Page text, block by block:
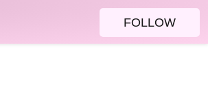
FOLLOW